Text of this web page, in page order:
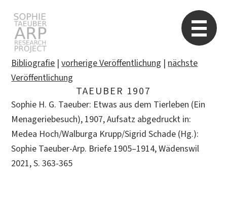
nach:
Bibliografie|vorherige Veröffentlichung |nächste
Veröffentlichung
TAEUBER 1907
Sophie H. G. Taeuber: Etwas aus dem Tierleben (Ein
Menageriebesuch), 1907, Aufsatz abgedruckt in:
Medea Hoch/Walburga Krupp/Sigrid Schade (Hg.):
Sophie Taeuber-Arp. Briefe 1905–1914, Wädenswil
2021, S. 363-365